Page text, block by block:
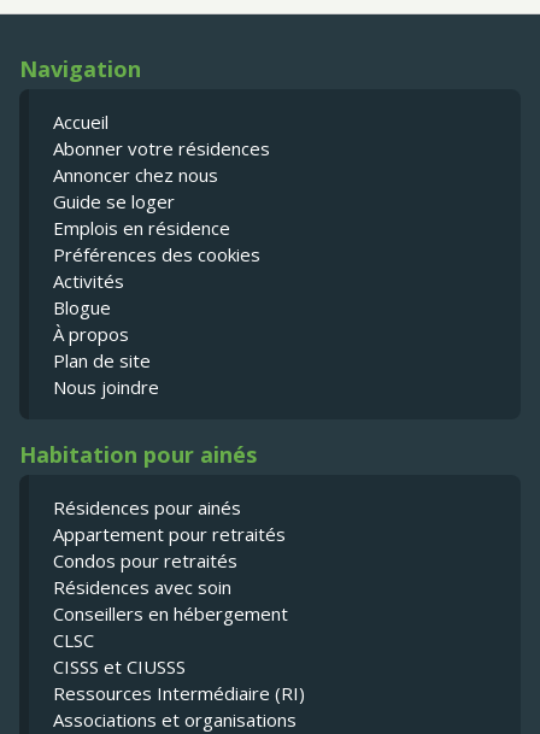
Navigation
Accueil
Abonner votre résidences
Annoncer chez nous
Guide se loger
Emplois en résidence
Préférences des cookies
Activités
Blogue
À propos
Plan de site
Nous joindre
Habitation pour ainés
Résidences pour ainés
Appartement pour retraités
Condos pour retraités
Résidences avec soin
Conseillers en hébergement
CLSC
CISSS et CIUSSS
Ressources Intermédiaire (RI)
Associations et organisations